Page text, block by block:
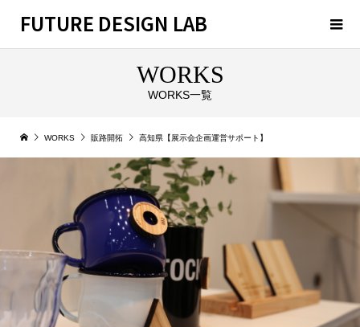
FUTURE DESIGN LAB
WORKS
WORKS一覧
WORKS 販路開拓 高知県【展示会企画運営サポート】